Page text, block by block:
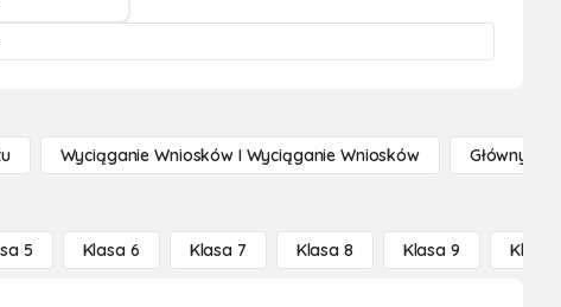
Wyciąganie Wniosków I Wyciąganie Wniosków Główny
5 Klasa 6 Klasa 7 Klasa 8 Klasa 9 Klasa